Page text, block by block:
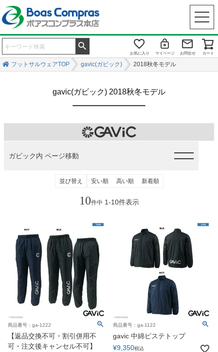
お気に入り マイページ お問合せ カート
フットサルウェアTOP gavic(ガビック) 2018秋冬モデル
gavic(ガビック) 2018秋冬モデル
ガビック内 ページ移動
並び替え 安い順 高い順 新着順
10件中 1-10件表示
商品番号：ga-1222
【返品交換不可・割引併用不
可・注文後キャンセル不可】
商品番号：ga-1122
gavic 中綿ピステトップ
¥9,350税込